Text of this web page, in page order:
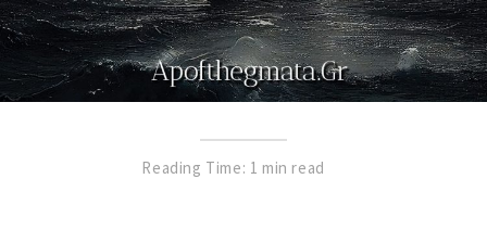
Reading Time: 1 min read